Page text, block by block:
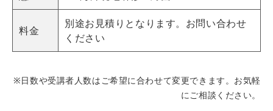
料金
別途お見積りとなります。お問い合わせ
ください
※日数や受講者人数はご希望に合わせて変更できます。お気軽
にご相談ください。